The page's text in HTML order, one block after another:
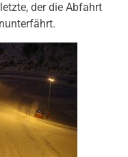
der die Abfahrt